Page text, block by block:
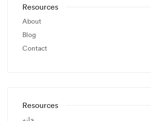
Resources
About
Blog
Contact
Resources